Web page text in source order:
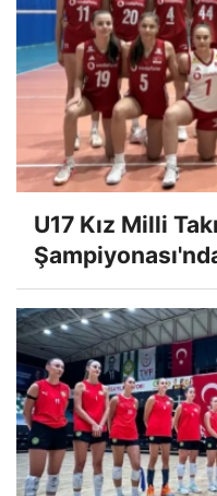
U17 Kız Milli